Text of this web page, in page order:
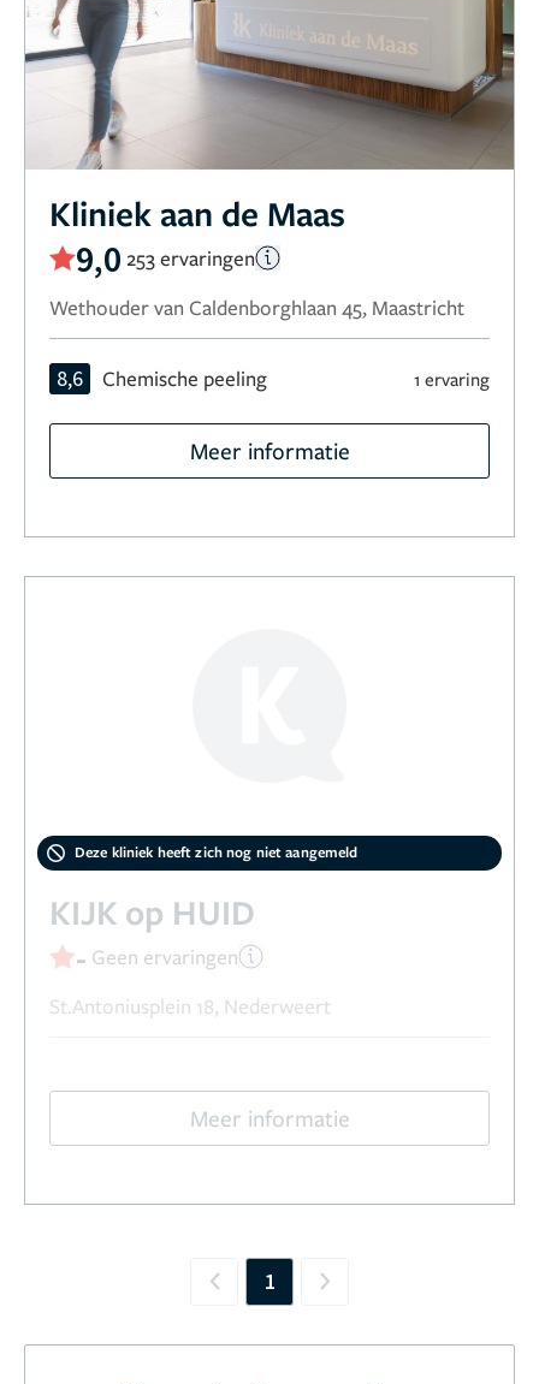
Kliniek aan de Maas
9,0 253 ervaringen
Wethouder van Caldenborghlaan 45, Maastricht
8,6 Chemische peeling 1 ervaring
Meer informatie
Deze kliniek heeft zich nog niet aangemeld
KIJK op HUID
- Geen ervaringen
St.Antoniusplein 18, Nederweert
Meer informatie
Previous
1 Next